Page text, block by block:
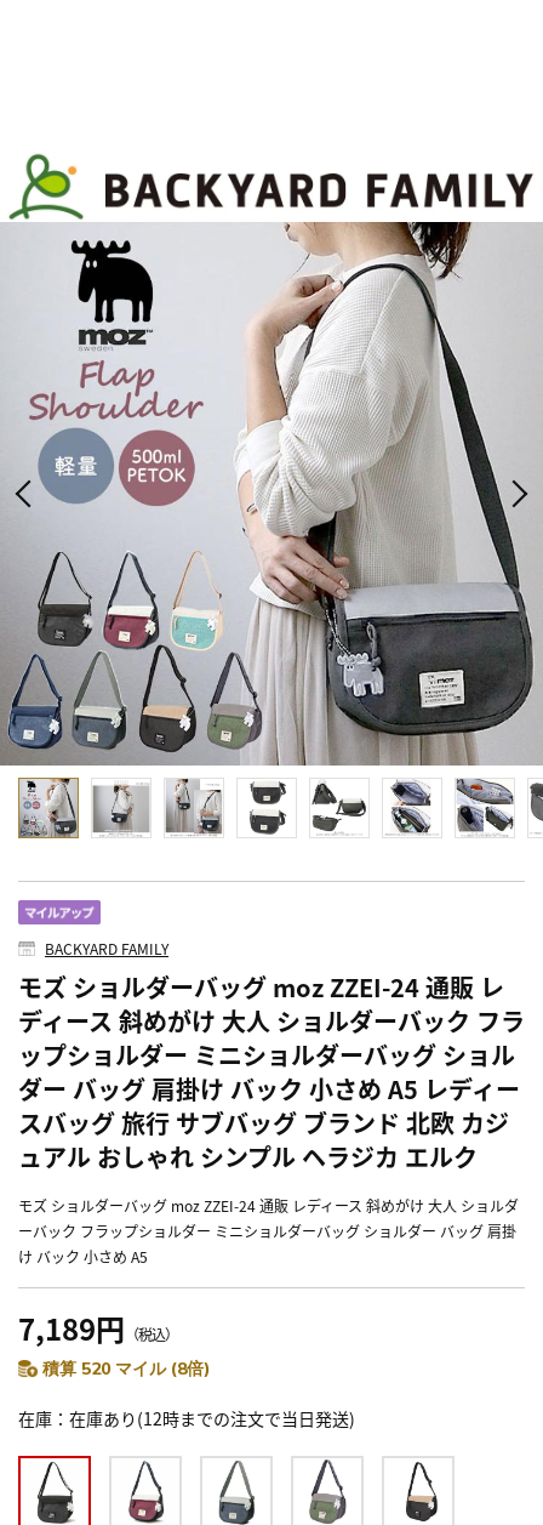
BACKYARD FAMILY
モズ ショルダーバッグ moz ZZEI-24 通販 レ
ディース 斜めがけ 大人 ショルダーバック フラ
ップショルダー ミニショルダーバッグ ショル
ダー バッグ 肩掛け バック 小さめ A5 レディー
スバッグ 旅行 サブバッグ ブランド 北欧 カジ
ュアル おしゃれ シンプル ヘラジカ エルク
モズ ショルダーバッグ moz ZZEI-24 通販 レディース 斜めがけ 大人 ショルダ
ーバック フラップショルダー ミニショルダーバッグ ショルダー バッグ 肩掛
け バック 小さめ A5
7,189円 （税込）
積算 520 マイル (8倍)
在庫 在庫あり(12時までの注文で当日発送)